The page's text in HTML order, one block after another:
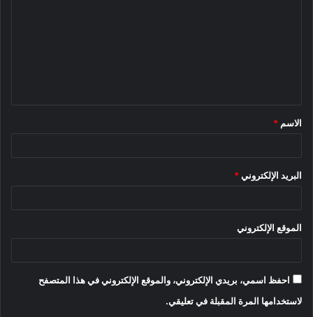
*
الاسم *
البريد الإلكتروني *
الموقع الإلكتروني
احفظ اسمي، بريدي الإلكتروني، والموقع الإلكتروني في هذا المتصفح
لاستخدامها المرة المقبلة في تعليقي.